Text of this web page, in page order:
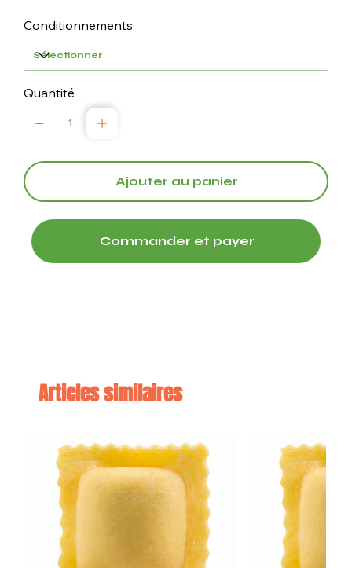
Conditionnements
Quantité
Ajouter au panier
Commander et payer
Articles similaires